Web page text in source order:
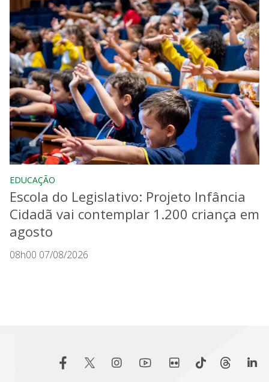
EDUCAÇÃO
Escola do Legislativo: Projeto Infância
Cidadã vai contemplar 1.200 criança em
agosto
08h00 07/08/2026